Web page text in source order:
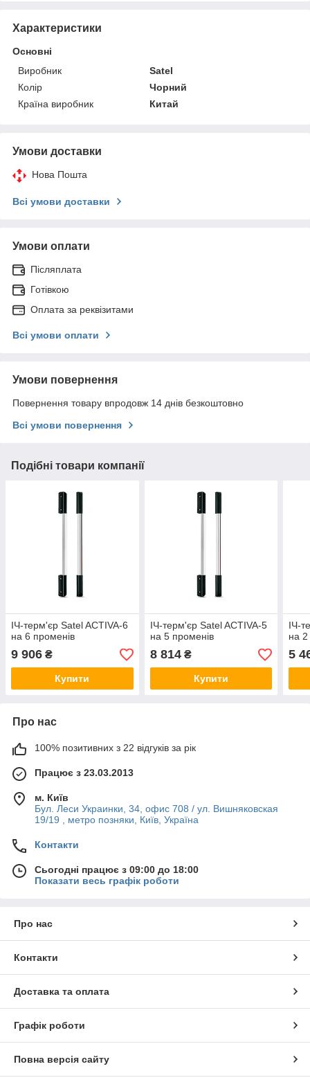
Характеристики
Основні
Виробник
Satel
Колір
Чорний
Країна виробник
Китай
Умови доставки
Нова Пошта
Всі умови доставки
Умови оплати
Післяплата
Готівкою
Оплата за реквізитами
Всі умови оплати
Умови повернення
Повернення товару впродовж 14 днів безкоштовно
Всі умови повернення
Подібні товари компанії
ІЧ-терм'єр Satel ACTIVA-6
на 6 променів
9 906 ₴
Купити
ІЧ-терм'єр Satel ACTIVA-5
на 5 променів
8 814₴
Купити
ІЧ-
на
5
Про нас
100% позитивних з 22 відгуків за рік
Працює з 23.03.2013
м. Київ
Бул. Леси Украинки, 34, офис 708 / ул. Вишняковская
19/19 , метро позняки, Київ, Україна
Контакти
Сьогодні працює з 09:00 до 18:00
Показати весь графік роботи
Про нас
Контакти
Доставка та оплата
Графік роботи
Повна версія сайту